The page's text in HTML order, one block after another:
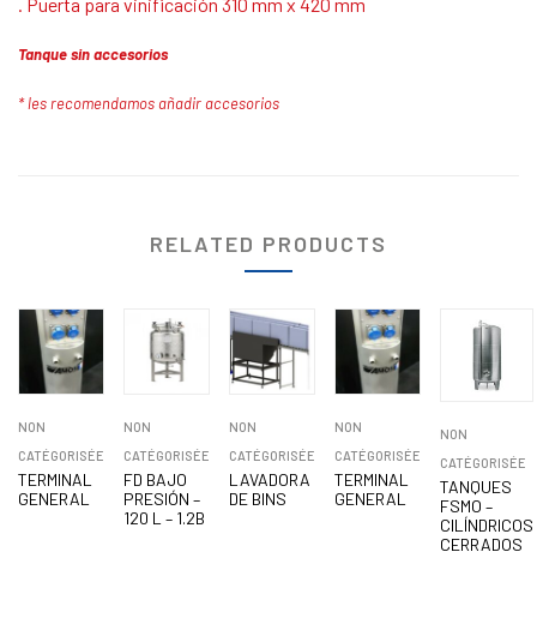
Tanque sin accesorios
* les recomendamos añadir accesorios
RELATED PRODUCTS
NON
CATÉGORISÉE
TERMINAL
GENERAL
NON
CATÉGORISÉE
FD BAJO
PRESIÓN –
120 L – 1.2B
NON
CATÉGORISÉE
LAVADORA
DE BINS
NON
CATÉGORISÉE
TERMINAL
GENERAL
NON
CATÉGORISÉE
TANQUES
FSMO –
CILÍNDRICOS
CERRADOS